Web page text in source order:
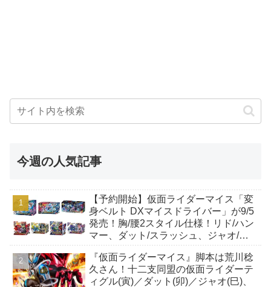
今週の人気記事
【予約開始】仮面ライダーマイス「変
身ベルト DXマイスドライバー」が9/5
発売！胸/腰2スタイル仕様！リド/ハン
マー、ダット/スラッシュ、ジャオ/バ
も！
『仮面ライダーマイス』脚本は荒川稔
久さん！十二支同盟の仮面ライダーテ
ィグル(寅)／ダット(卯)／ジャオ(巳)、